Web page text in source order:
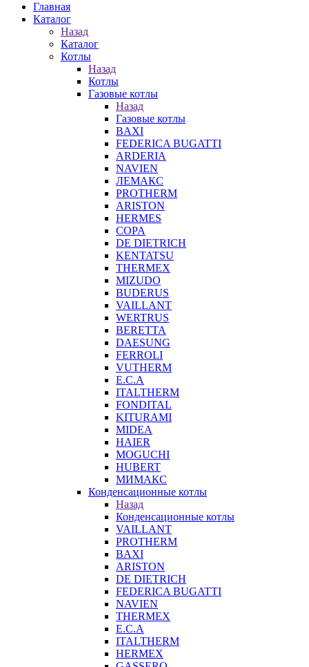
Главная
Каталог
Назад
Каталог
Котлы
Назад
Котлы
Газовые котлы
Назад
Газовые котлы
BAXI
FEDERICA BUGATTI
ARDERIA
NAVIEN
ЛЕМАКС
PROTHERM
ARISTON
HERMES
COPA
DE DIETRICH
KENTATSU
THERMEX
MIZUDO
BUDERUS
VAILLANT
WERTRUS
BERETTA
DAESUNG
FERROLI
VUTHERM
E.C.A
ITALTHERM
FONDITAL
KITURAMI
MIDEA
HAIER
MOGUCHI
HUBERT
МИМАКС
Конденсационные котлы
Назад
Конденсационные котлы
VAILLANT
PROTHERM
BAXI
ARISTON
DE DIETRICH
FEDERICA BUGATTI
NAVIEN
THERMEX
E.C.A
ITALTHERM
HERMEX